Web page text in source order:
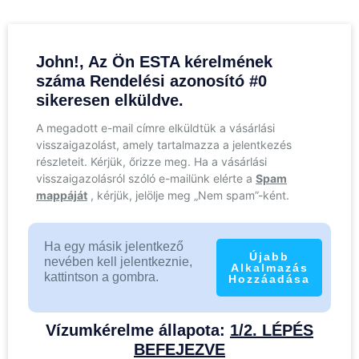
John!, Az Ön ESTA kérelmének
száma Rendelési azonosító #0
sikeresen elküldve.
A megadott e-mail címre elküldtük a vásárlási
visszaigazolást, amely tartalmazza a jelentkezés
részleteit. Kérjük, őrizze meg. Ha a vásárlási
visszaigazolásról szóló e-mailünk elérte a Spam
mappáját , kérjük, jelölje meg „Nem spam”-ként.
Ha egy másik jelentkező
nevében kell jelentkeznie,
kattintson a gombra.
Újabb
Alkalmazás
Hozzáadása
Vízumkérelme állapota: 1/2. LÉPÉS
BEFEJEZVE